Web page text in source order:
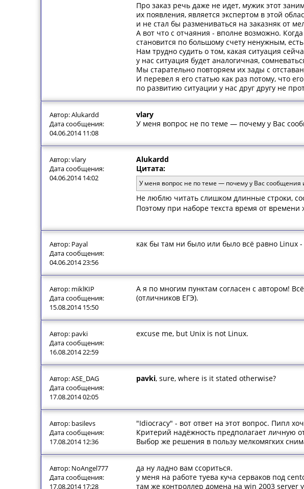
Про заказ речь даже не идет, мужик этот
их появления, является экспертом в этой
и не стал бы размениваться на заказняк от
А вот что с отчаяния - вполне возможно.
становится по большому счету ненужным,
Нам трудно судить о том, какая ситуация
у нас ситуация будет аналогичная,
Мы старательно повторяем их зады с
И перевел я его статью как раз потому, что
по развитию ситуации у нас друг другу не
Автор: Alukardd
Дата сообщения:
04.06.2014 11:08
vlary
У меня вопрос не по теме — почему у Вас
Автор: vlary
Дата сообщения:
04.06.2014 14:02
Alukardd
Цитата:
У меня вопрос не по теме — почему у Вас сообщения
Не люблю читать слишком длинные строки,
Поэтому при наборе текста время от времени
Автор: Payal
Дата сообщения:
04.06.2014 23:56
как бы там ни было или было всё равно Linux -
Автор: miklKIP
Дата сообщения:
15.08.2014 15:50
А я по многим пунктам согласен с автором!
(отличников ЕГЭ).
Автор: pavki
Дата сообщения:
16.08.2014 22:59
excuse me, but Unix is not Linux.
Автор: ASE_DAG
Дата сообщения:
17.08.2014 02:05
pavki, sure, where is it stated otherwise?
Автор: basilevs
Дата сообщения:
17.08.2014 12:36
"Idiocracy" - вот ответ на этот вопрос. Пипл
Критерий надёжность предполагает личную
Выбор же решения в пользу мелкомягких
Автор: NoAngel777
Дата сообщения:
17.08.2014 17:28
да ну ладно вам ссориться.
у меня на работе туева куча серваков под
там же контроллер домена на win 2003 server